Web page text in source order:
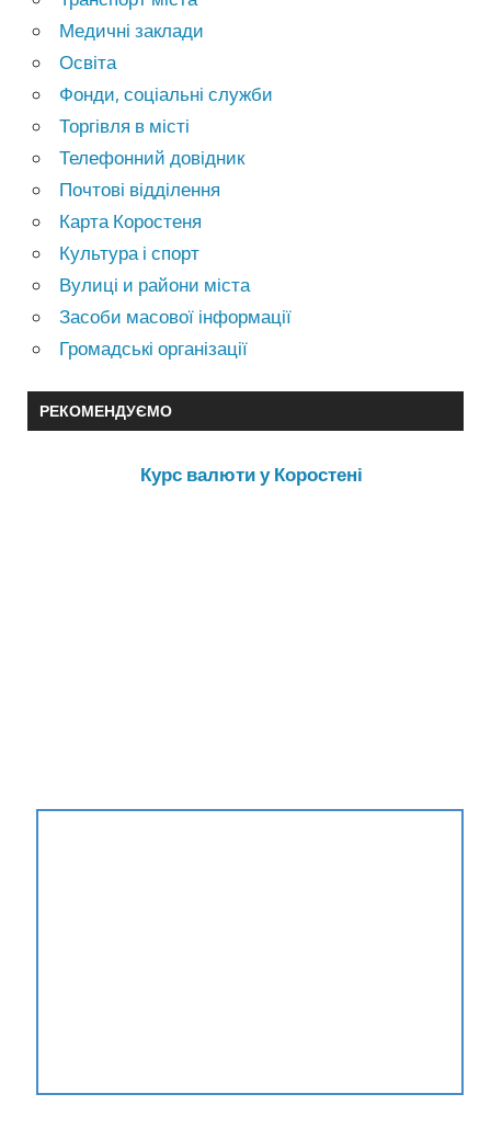
Медичні заклади
Освіта
Фонди, соціальні служби
Торгівля в місті
Телефонний довідник
Почтові відділення
Карта Коростеня
Культура і спорт
Вулиці и райони міста
Засоби масової інформації
Громадські організації
РЕКОМЕНДУЄМО
Курс валюти у Коростені